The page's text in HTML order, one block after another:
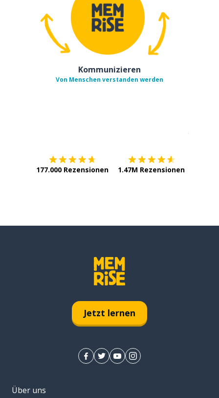
Kommunizieren
Von Menschen verstanden werden
177.000 Rezensionen 1.47M Rezensionen
Jetzt lernen
Über uns